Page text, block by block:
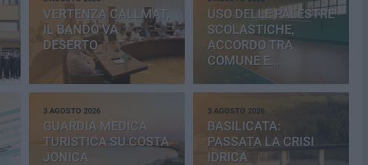
VERTENZA CALLMAT,
IL BANDO VA
DESERTO
USO DELLE PALESTRE
SCOLASTICHE,
ACCORDO TRA
COMUNE E
PROVINCIA
3 AGOSTO 2026
GUARDIA MEDICA
TURISTICA SU COSTA
JONICA
3 AGOSTO 2026
BASILICATA:
PASSATA LA CRISI
IDRICA